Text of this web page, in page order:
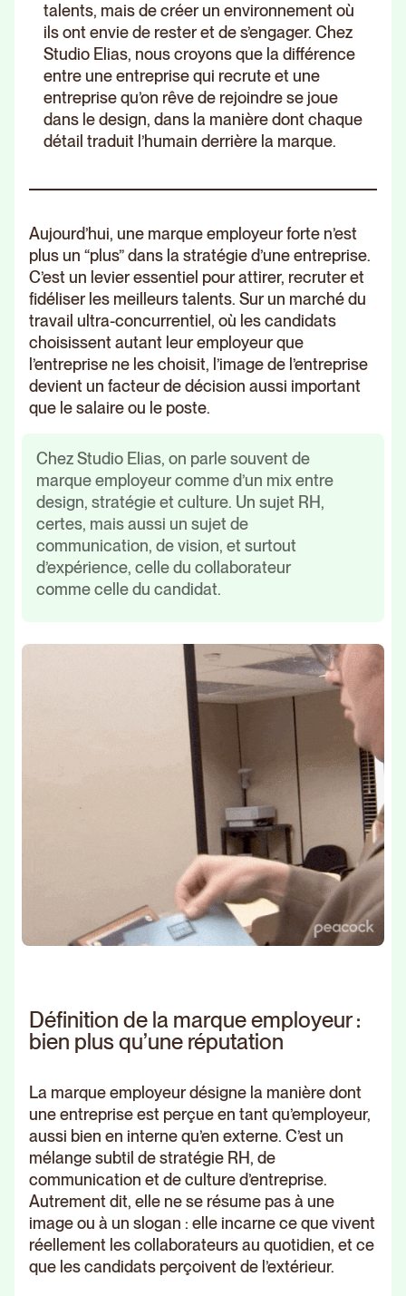
talents, mais de créer un environnement où
ils ont envie de rester et de s’engager. Chez
Studio Elias, nous croyons que la différence
entre une entreprise qui recrute et une
entreprise qu’on rêve de rejoindre se joue
dans le design, dans la manière dont chaque
détail traduit l’humain derrière la marque.
Aujourd’hui, une marque employeur forte n’est
plus un “plus” dans la stratégie d’une entreprise.
C’est un levier essentiel pour attirer, recruter et
fidéliser les meilleurs talents. Sur un marché du
travail ultra-concurrentiel, où les candidats
choisissent autant leur employeur que
l’entreprise ne les choisit, l’image de l’entreprise
devient un facteur de décision aussi important
que le salaire ou le poste.
Chez Studio Elias, on parle souvent de
marque employeur comme d’un mix entre
design, stratégie et culture. Un sujet RH,
certes, mais aussi un sujet de
communication, de vision, et surtout
d’expérience, celle du collaborateur
comme celle du candidat.
Définition de la marque employeur :
bien plus qu’une réputation
La marque employeur désigne la manière dont
une entreprise est perçue en tant qu’employeur,
aussi bien en interne qu’en externe. C’est un
mélange subtil de stratégie RH, de
communication et de culture d’entreprise.
Autrement dit, elle ne se résume pas à une
image ou à un slogan : elle incarne ce que vivent
réellement les collaborateurs au quotidien, et ce
que les candidats perçoivent de l’extérieur.